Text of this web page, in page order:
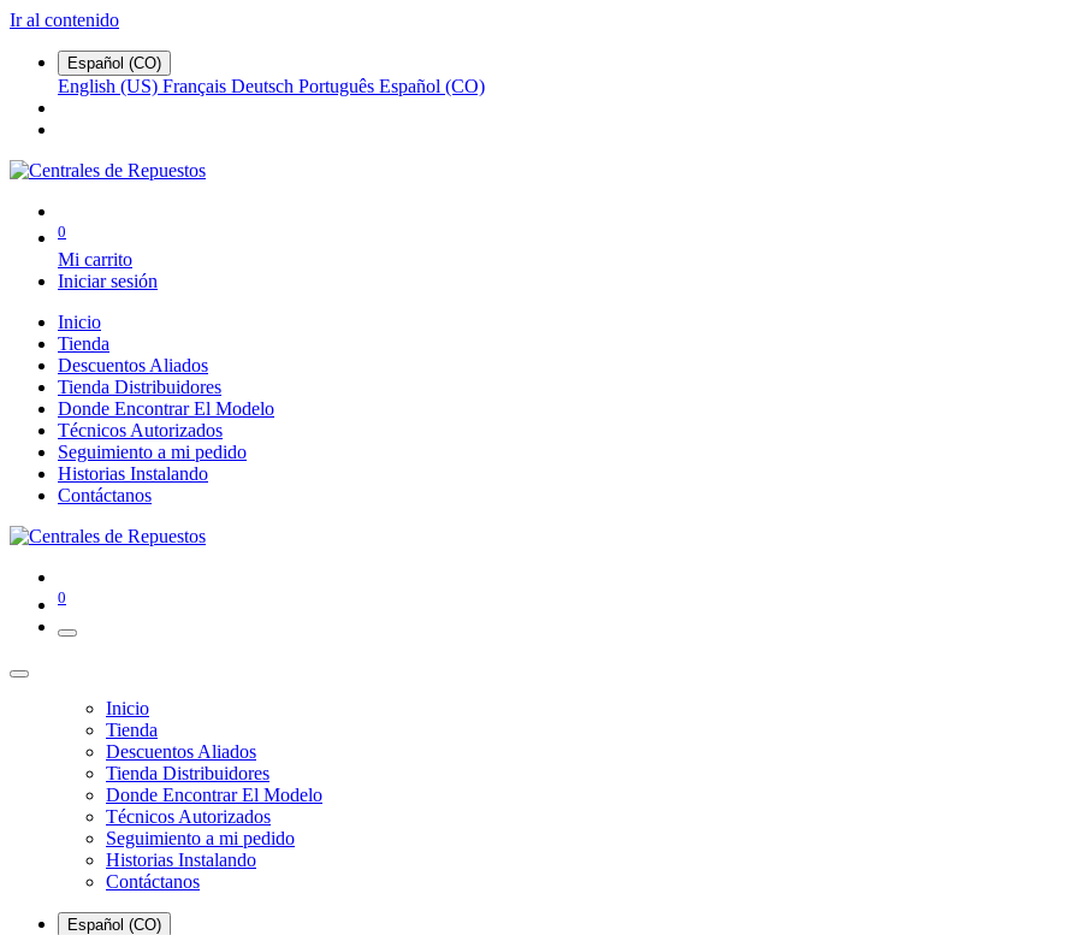
Ir al contenido
Español (CO)
English (US) Français Deutsch Português Español (CO)
0
Mi carrito
Iniciar sesión
Inicio
Tienda
Descuentos Aliados
Tienda Distribuidores
Donde Encontrar El Modelo
Técnicos Autorizados
Seguimiento a mi pedido
Historias Instalando
Contáctanos
0
Inicio
Tienda
Descuentos Aliados
Tienda Distribuidores
Donde Encontrar El Modelo
Técnicos Autorizados
Seguimiento a mi pedido
Historias Instalando
Contáctanos
Español (CO)